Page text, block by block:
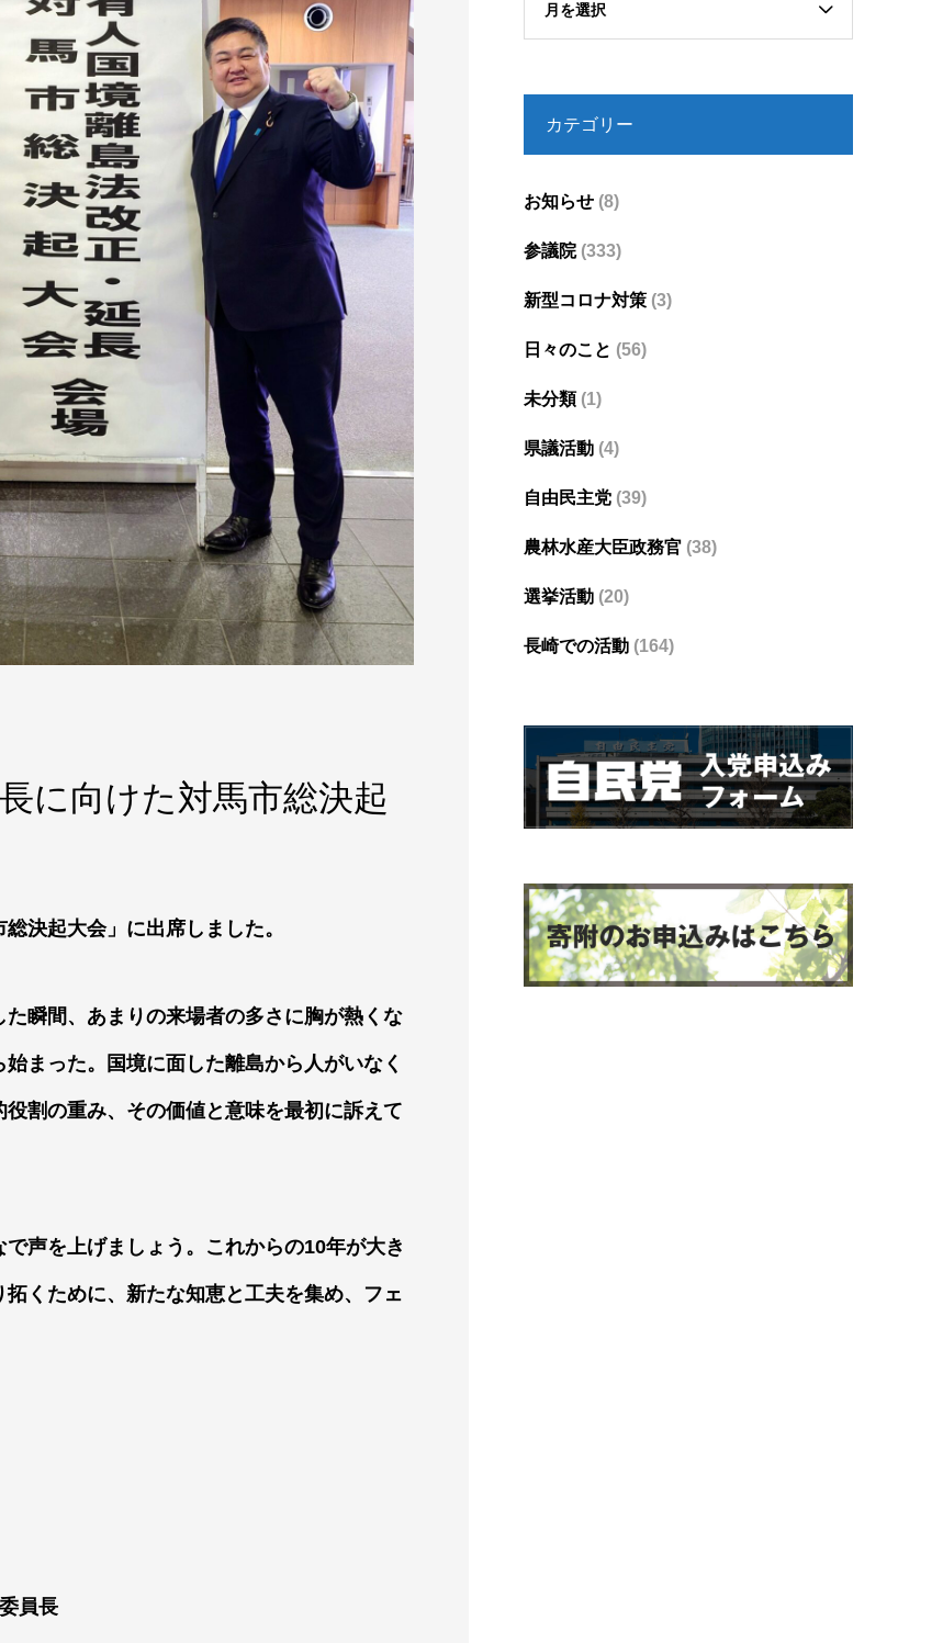
に向けた対馬市総決起
決起大会」に出席しました。
瞬間、あまりの来場者の多さに胸が熱くな
まった。国境に面した離島から人がいなく
割の重み、その価値と意味を最初に訴えて
声を上げましょう。これからの10年が大き
くために、新たな知恵と工夫を集め、フェ
員長
月を選択
カテゴリー
お知らせ (8)
参議院(333)
新型コロナ対策 (3)
日々のこと (56)
未分類(1)
県議活動 (4)
自由民主党 (39)
農林水産大臣政務官 (38)
選挙活動 (20)
長崎での活動 (164)